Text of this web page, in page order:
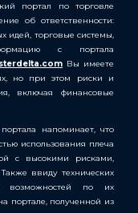
портал по торговле
об ответственности:
идей, торговые системы,
с портала
Вы имеете
но при этом риски и
включая финансовые
напоминает, что
использования плеча
с высокими рисками,
ввиду технических
по их
портале, полученной из